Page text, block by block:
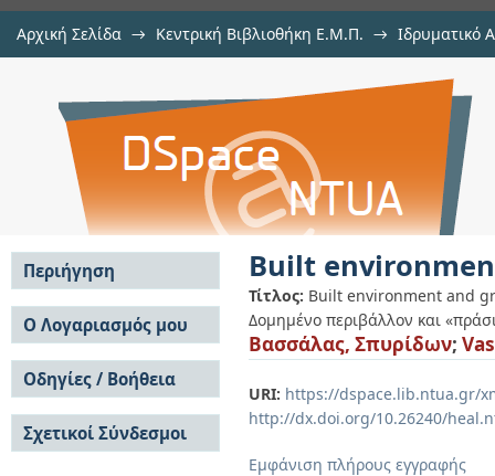
Αρχική Σελίδα → Κεντρική Βιβλιοθήκη Ε.Μ.Π. → Ιδρυματικό
Built environment and green
Built
Τίτλος: Built environment and
Δομημένο περιβάλλον και
Βασσάλας, Σπυρίδων;
URI: https://dspace.lib.ntua.gr/
http://dx.doi.org/10.26240/
Εμφάνιση πλήρους εγγραφής
Περιήγηση
Σε όλο το DSpace
Κοινότητες & Συλλογές
Ανά Ημερομηνία
Έκδοσης
Συγγραφείς
Τίτλοι
Θέματα
Ο Λογαριασμός μου
Σύνδεση
Εγγραφή
Οδηγίες / Βοήθεια
Οδηγίες Υποβολής
Οδηγίες Χρήσης ΙΑ
Συχνές Ερωτήσεις
Σχετικοί Σύνδεσμοι